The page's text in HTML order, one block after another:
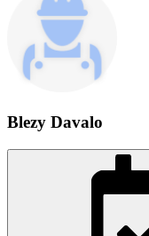
Blezy Davalo